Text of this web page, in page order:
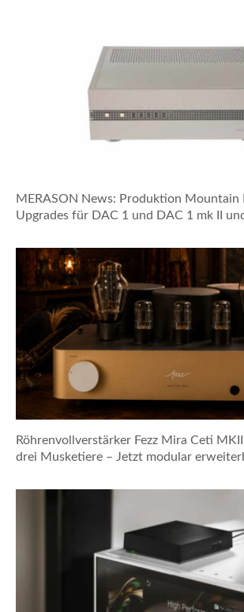
MERASON News: Produktion Mountain
Upgrades für DAC 1 und DAC 1 mk II
Röhrenvollverstärker Fezz Mira Ceti
drei Musketiere – Jetzt modular